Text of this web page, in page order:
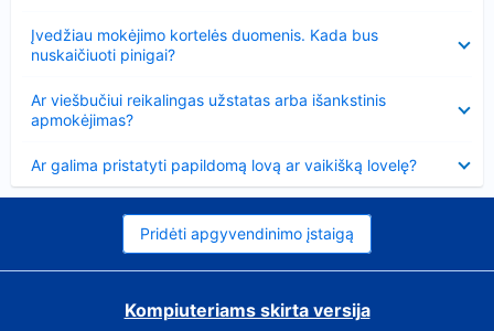
Įvedžiau mokėjimo kortelės duomenis. Kada bus
nuskaičiuoti pinigai?
Ar viešbučiui reikalingas užstatas arba išankstinis
apmokėjimas?
Ar galima pristatyti papildomą lovą ar vaikišką lovelę?
Pridėti apgyvendinimo įstaigą
Kompiuteriams skirta versija